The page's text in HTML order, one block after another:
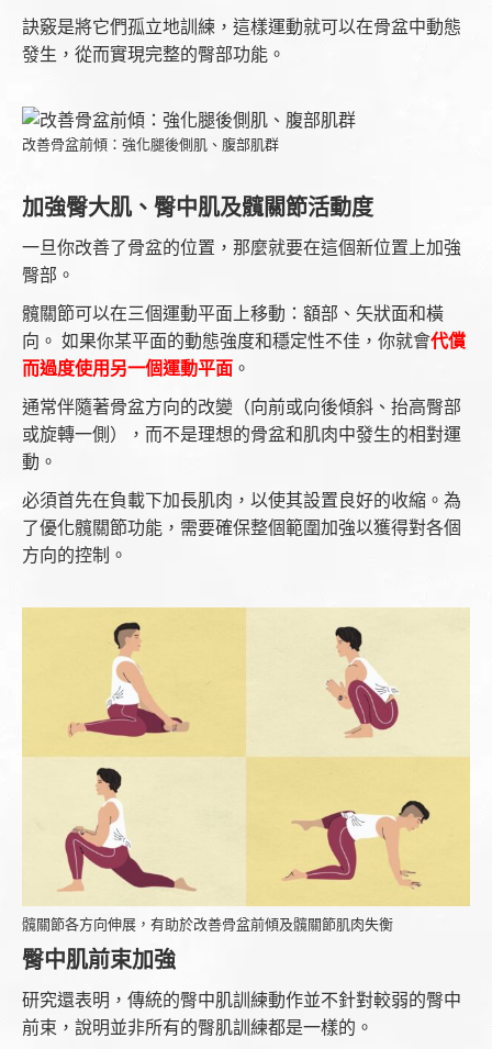
訣竅是將它們孤立地訓練，這樣運動就可以在骨盆中動態
發生，從而實現完整的臀部功能。
改善骨盆前傾：強化腿後側肌、腹部肌群
加強臀大肌、臀中肌及髖關節活動度
一旦你改善了骨盆的位置，那麼就要在這個新位置上加強
臀部。
髖關節可以在三個運動平面上移動：額部、矢狀面和橫
向。 如果你某平面的動態強度和穩定性不佳，你就會代償
而過度使用另一個運動平面 。
通常伴隨著骨盆方向的改變（向前或向後傾斜、抬高臀部
或旋轉一側），而不是理想的骨盆和肌肉中發生的相對運
動。
必須首先在負載下加長肌肉，以使其設置良好的收縮。為
了優化髖關節功能，需要確保整個範圍加強以獲得對各個
方向的控制。
髖關節各方向伸展，有助於改善骨盆前傾及髖關節肌肉失衡
臀中肌前束加強
研究還表明，傳統的臀中肌訓練動作並不針對較弱的臀中
前束，說明並非所有的臀肌訓練都是一樣的。